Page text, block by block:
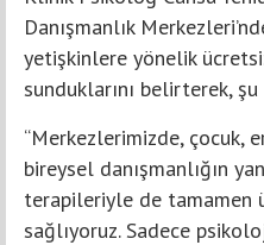
Danışmanlık
yetişkinlere yönelik
sunduklarını belirterek,
“Merkezlerimizde, çocuk,
bireysel danışmanlığın
terapileriyle de tamamen
sağlıyoruz. Sadece